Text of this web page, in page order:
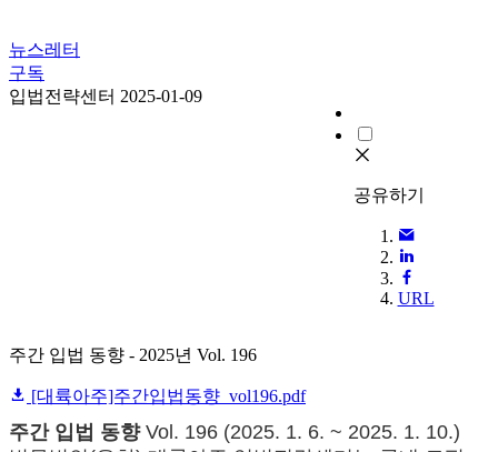
뉴스레터
구독
입법전략센터 2025-01-09
공유하기
URL
주간 입법 동향 - 2025년 Vol. 196
[대륙아주]주간입법동향_vol196.pdf
주간 입법 동향Vol. 196 (2025. 1. 6. ~ 2025. 1. 10.)